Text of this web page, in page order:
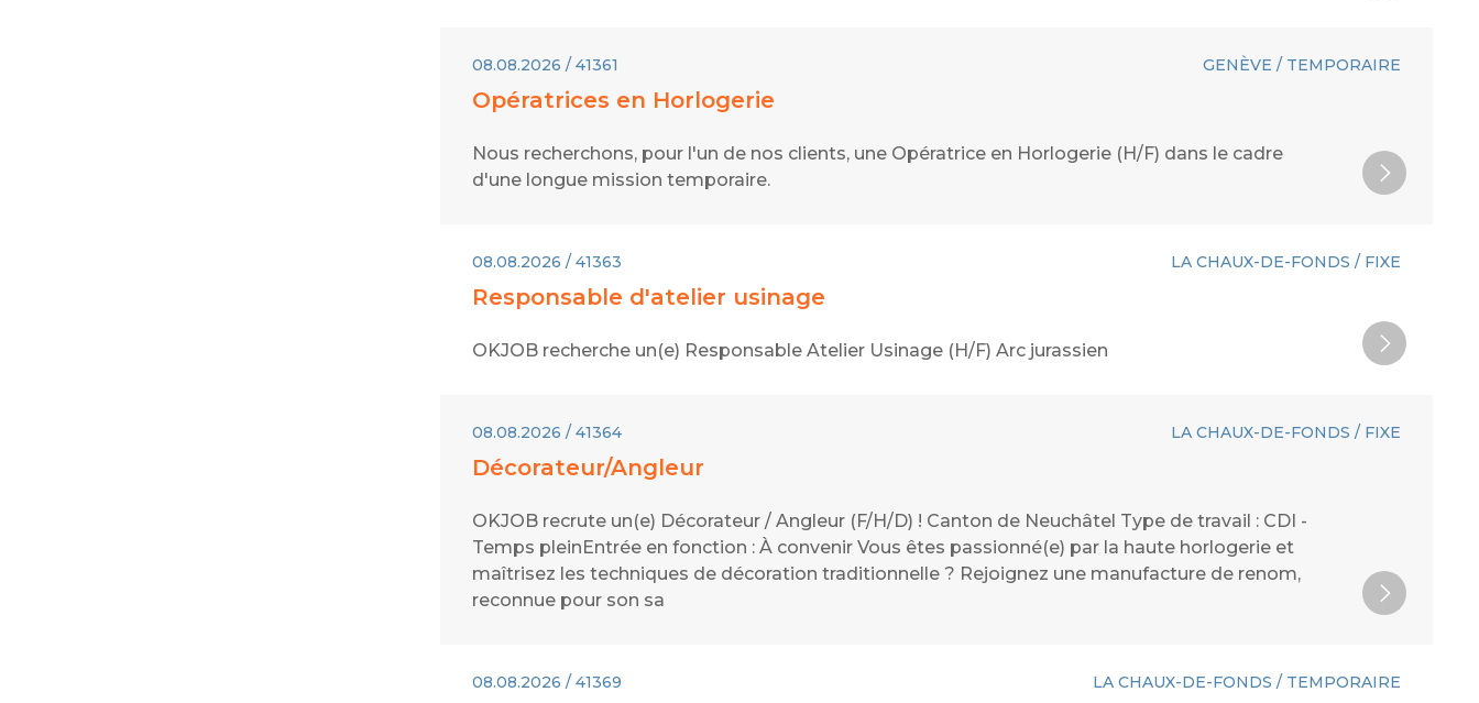
08.08.2026 / 41361 GENÈVE / TEMPORAIRE
Opératrices en Horlogerie
Nous recherchons, pour l'un de nos clients, une Opératrice en Horlogerie (H/F) dans le cadre
d'une longue mission temporaire.
08.08.2026 / 41363 LA CHAUX-DE-FONDS / FIXE
Responsable d'atelier usinage
OKJOB recherche un(e) Responsable Atelier Usinage (H/F) Arc jurassien
08.08.2026 / 41364 LA CHAUX-DE-FONDS / FIXE
Décorateur/Angleur
OKJOB recrute un(e) Décorateur / Angleur (F/H/D) ! Canton de Neuchâtel Type de travail : CDI -
Temps pleinEntrée en fonction : À convenir Vous êtes passionné(e) par la haute horlogerie et
maîtrisez les techniques de décoration traditionnelle ? Rejoignez une manufacture de renom,
reconnue pour son sa
08.08.2026 / 41369 LA CHAUX-DE-FONDS / TEMPORAIRE